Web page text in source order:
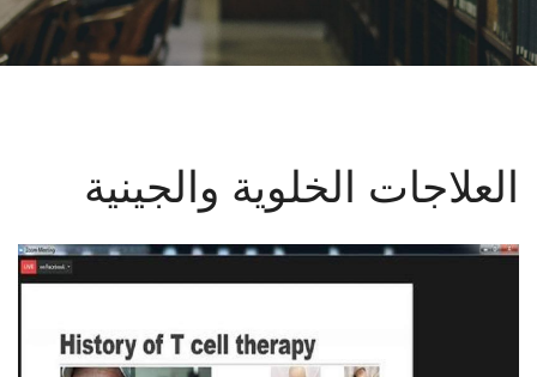
البحث العلمي
المراكز والوحدات
الأنظمة الذكية
العلاجات الخلوية والجينية